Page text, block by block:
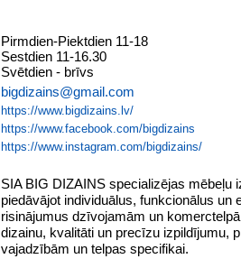
Pirmdien-Piektdien 11-18
Sestdien 11-16.30
Svētdien - brīvs
bigdizains@gmail.com
https://www.bigdizains.lv/
https://www.facebook.com/bigdizains
https://www.instagram.com/bigdizains/
SIA BIG DIZAINS specializējas mēbeļu
piedāvājot individuālus, funkcionālus un
risinājumus dzīvojamām un
dizainu, kvalitāti un precīzu izpildījumu,
vajadzībām un telpas specifikai.